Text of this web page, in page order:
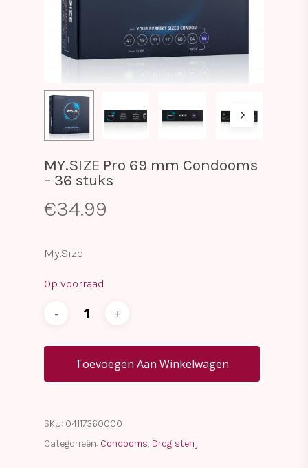
MY.SIZE Pro 69 mm Condooms
– 36 stuks
€34.99
My.Size
Op voorraad
Toevoegen Aan Winkelwagen
SKU: 04117360000
Categorieën: Condooms, Drogisterij